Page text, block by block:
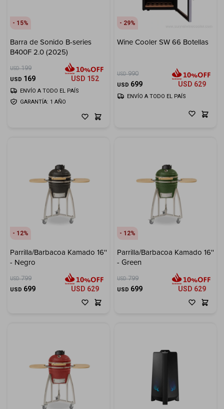
15
Barra de Sonido B-series
B400F 2.0 (2025)
USD 199
USD 169 USD 152
GARANTÍA: 1 AÑO
ENVÍO A TODO EL PAÍS
29
Wine Cooler SW 66 Botellas
USD 990
USD 699 USD 629
ENVÍO A TODO EL PAÍS
12
Parrilla/Barbacoa Kamado 16''
- Negro
USD 799
USD 699 USD 629
12
Parrilla/Barbacoa Kamado 16''
- Green
USD 799
USD 699 USD 629